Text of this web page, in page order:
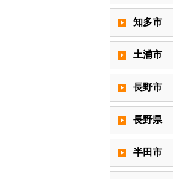
知多市
土浦市
長野市
長野県
半田市